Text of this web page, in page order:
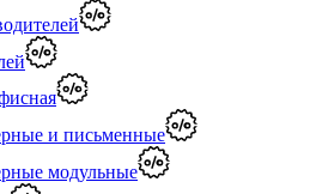
и письменные
модульные